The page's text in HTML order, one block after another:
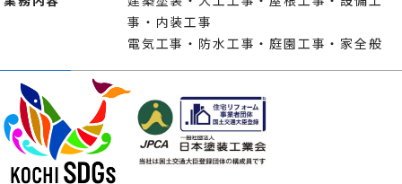
事・内装工事
電気工事・防水工事・庭園工事・家全般